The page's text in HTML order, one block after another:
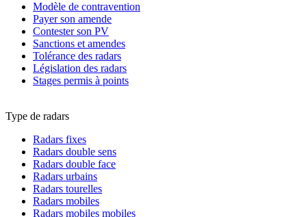
Modèle de contravention
Payer son amende
Contester son PV
Sanctions et amendes
Tolérance des radars
Législation des radars
Stages permis à points
Type de radars
Radars fixes
Radars double sens
Radars double face
Radars urbains
Radars tourelles
Radars mobiles
Radars mobiles mobiles